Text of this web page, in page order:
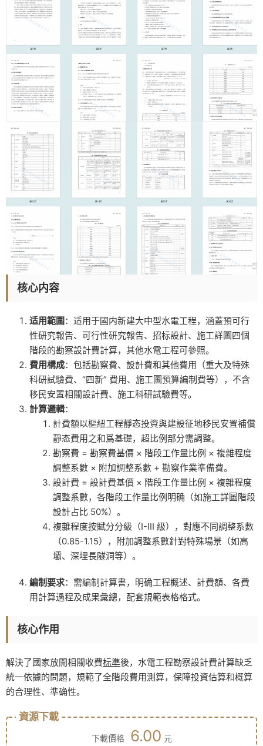
核心内容
适用範圍：适用于國内新建大中型水電工程，涵蓋預可行
性研究報告、可行性研究報告、招标設計、施工詳圖四個
階段的勘察設計費計算，其他水電工程可參照。
費用構成：包括勘察費、設計費和其他費用（重大及特殊
科研試驗費、“四新” 費用、施工圖預算編制費等），不含
移民安置相關設計費、施工科研試驗費等。
計算邏輯：
計費額以樞紐工程靜态投資與建設征地移民安置補償
靜态費用之和爲基礎，超比例部分需調整。
勘察費 = 勘察費基價 × 階段工作量比例 × 複雜程度
調整系數 × 附加調整系數 + 勘察作業準備費。
設計費 = 設計費基價 × 階段工作量比例 × 複雜程度
調整系數，各階段工作量比例明确（如施工詳圖階段
設計占比 50%）。
複雜程度按賦分分級（I-III 級），對應不同調整系數
（0.85-1.15），附加調整系數針對特殊場景（如高
壩、深埋長隧洞等）。
編制要求：需編制計算書，明确工程概述、計費額、各費
用計算過程及成果彙總，配套規範表格格式。
核心作用
解決了國家放開相關收費标準後，水電工程勘察設計費計算缺乏
統一依據的問題，規範了全階段費用測算，保障投資估算和概算
的合理性、準确性。
資源下載
下載價格 6.00 元